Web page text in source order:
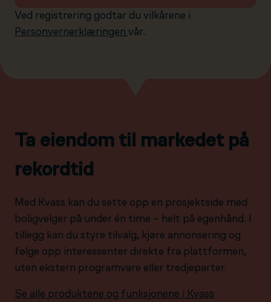
Ved registrering godtar du vilkårene i
Personvernerklæringen vår.
Ta eiendom til markedet på
rekordtid
Med Kvass kan du sette opp en prosjektside med
boligvelger på under én time – helt på egenhånd. I
tillegg kan du styre tilvalg, kjøre annonsering og
følge opp interessenter direkte fra plattformen,
uten ekstern programvare eller tredjeparter.
Se alle produktene og funksjonene i Kvass